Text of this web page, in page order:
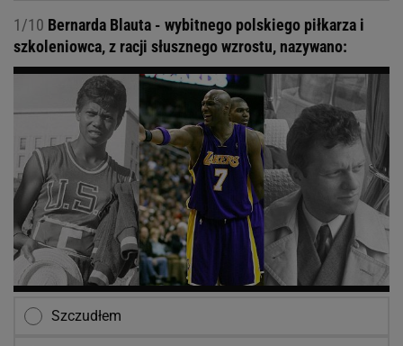
1/10 Bernarda Blauta - wybitnego polskiego piłkarza i
szkoleniowca, z racji słusznego wzrostu, nazywano:
Szczudłem